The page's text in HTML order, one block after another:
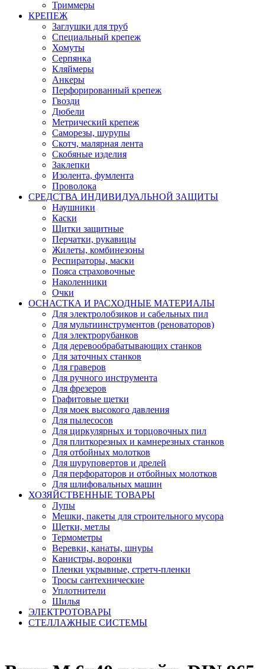
Триммеры
КРЕПЕЖ
Заглушки для труб
Специальный крепеж
Хомуты
Серпянка
Кляймеры
Анкеры
Перфорированный крепеж
Гвозди
Дюбели
Метрический крепеж
Саморезы, шурупы
Скотч, малярная лента
Скобяные изделия
Заклепки
Изолента, фумлента
Проволока
СРЕДСТВА ИНДИВИДУАЛЬНОЙ ЗАЩИТЫ
Наушники
Каски
Щитки защитные
Перчатки, рукавицы
Жилеты, комбинезоны
Респираторы, маски
Пояса страховочные
Наколенники
Очки
ОСНАСТКА И РАСХОДНЫЕ МАТЕРИАЛЫ
Для электролобзиков и сабельных пил
Для мультиинструментов (реноваторов)
Для электрорубанков
Для деревообрабатывающих станков
Для заточных станков
Для граверов
Для ручного инструмента
Для фрезеров
Графитовые щетки
Для моек высокого давления
Для пылесосов
Для циркулярных и торцовочных пил
Для плиткорезных и камнерезных станков
Для отбойных молотков
Для шуруповертов и дрелей
Для перфораторов и отбойных молотков
Для шлифовальных машин
ХОЗЯЙСТВЕННЫЕ ТОВАРЫ
Лупы
Мешки, пакеты для строительного мусора
Щетки, метлы
Термометры
Веревки, канаты, шнуры
Канистры, воронки
Пленки укрывные, стретч-пленки
Тросы сантехнические
Уплотнители
Шилья
ЭЛЕКТРОТОВАРЫ
СТЕЛЛАЖНЫЕ СИСТЕМЫ